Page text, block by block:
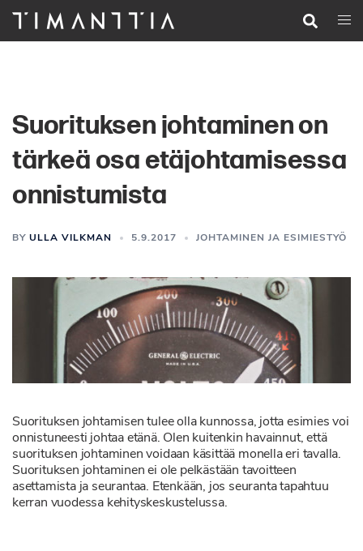
pääsisältöön
Search
Suorituksen johtaminen on
tärkeä osa etäjohtamisessa
onnistumista
BY ULLA VILKMAN 5.9.2017 JOHTAMINEN JA ESIMIESTYÖ
Suorituksen johtamisen tulee olla kunnossa, jotta esimies voi
onnistuneesti johtaa etänä. Olen kuitenkin havainnut, että
suorituksen johtaminen voidaan käsittää monella eri tavalla.
Suorituksen johtaminen ei ole pelkästään tavoitteen
asettamista ja seurantaa. Etenkään, jos seuranta tapahtuu
kerran vuodessa kehityskeskustelussa.